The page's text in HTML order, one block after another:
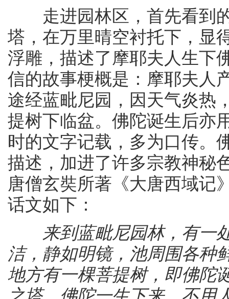
走进园林区，首先看到的
塔，在万里晴空衬托下，显
浮雕，描述了摩耶夫人生下
信的故事梗概是：摩耶夫人
途经蓝毗尼园，因天气炎热
提树下临盆。佛陀诞生后亦
时的文字记载，多为口传。
描述，加进了许多宗教神秘
唐僧玄奘所著《大唐西域记
话文如下：
来到蓝毗尼园林，有一
洁，静如明镜，池周围各种
地方有一棵菩提树，即佛陀